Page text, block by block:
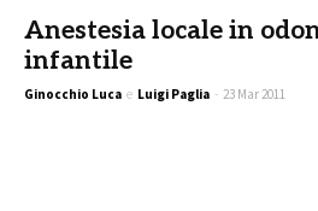
Anestesia locale in
infantile
Ginocchio Luca e Luigi Paglia - 23 Mar 2011